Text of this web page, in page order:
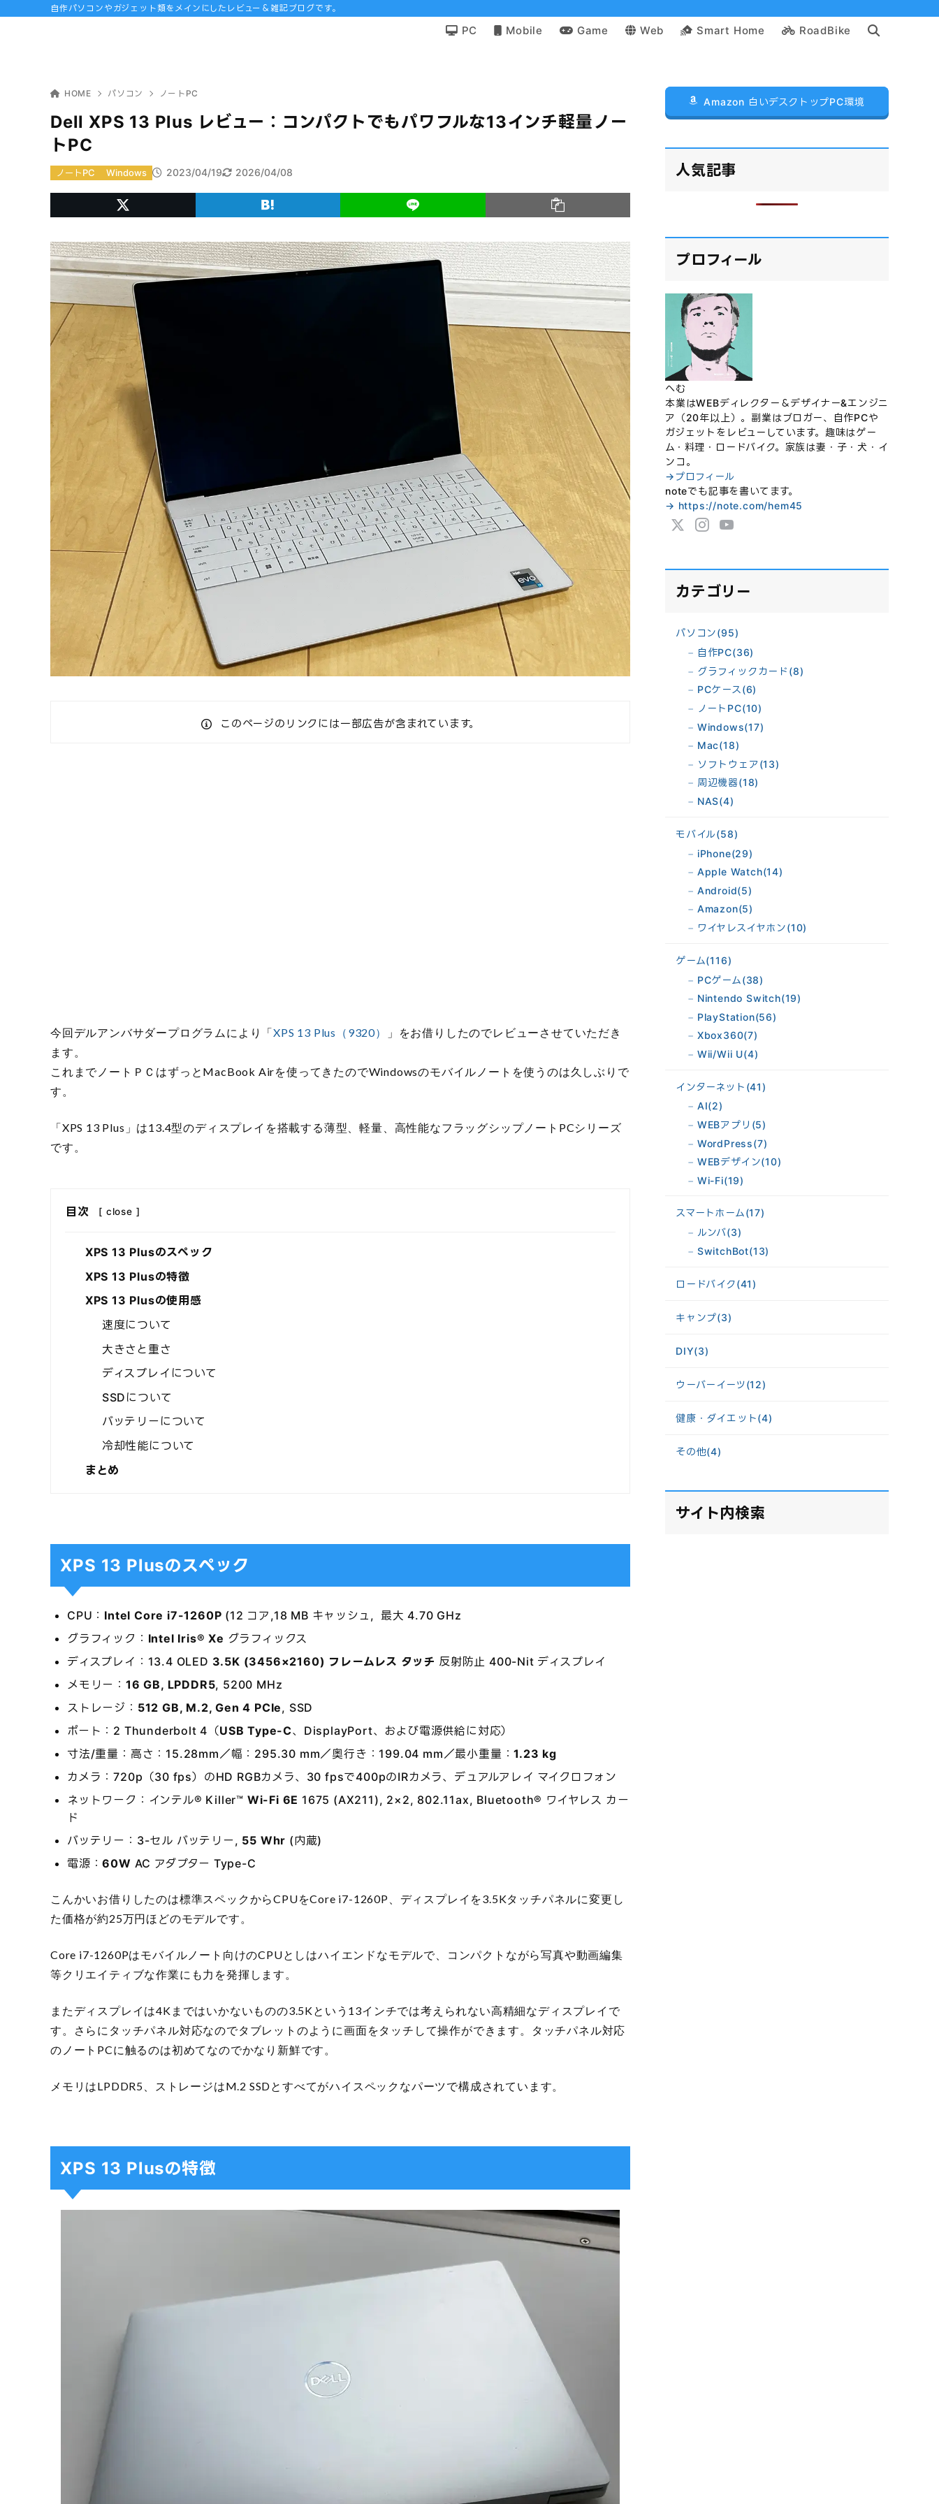
自作パソコンやガジェット類をメインにしたレビュー＆雑記ブログです。
PC Mobile Game Web Smart Home RoadBike
HOME パソコン ノートPC
Dell XPS 13 Plus レビュー：コンパクトでもパワフルな13インチ軽量ノー
トPC
2023/04/19 2026/04/08
ノートPC Windows
このページのリンクには一部広告が含まれています。
今回デルアンバサダープログラムにより「XPS 13 Plus（9320）
」をお借りしたのでレビューさせていただき
ます。
これまでノートＰＣはずっとMacBook Airを使ってきたのでWindowsのモバイルノートを使うのは久しぶりで
す。
「XPS 13 Plus」は13.4型のディスプレイを搭載する薄型、軽量、高性能なフラッグシップノートPCシリーズ
です。
目次 [ close ]
XPS 13 Plusのスペック
XPS 13 Plusの特徴
XPS 13 Plusの使用感
速度について
大きさと重さ
ディスプレイについて
SSDについて
バッテリーについて
冷却性能について
まとめ
XPS 13 Plusのスペック
CPU： Intel Core i7-1260P (12 コア,18 MB キャッシュ, 最大 4.70 GHz
グラフィック： Intel Iris® Xe グラフィックス
ディスプレイ：13.4 OLED 3.5K (3456×2160) フレームレス タッチ 反射防止 400-Nit ディスプレイ
メモリー： 16 GB, LPDDR5, 5200 MHz
ストレージ： 512 GB, M.2, Gen 4 PCIe, SSD
ポート：2 Thunderbolt 4（USB Type-C、DisplayPort、および電源供給に対応）
寸法/重量：高さ：15.28mm／幅：295.30 mm／奥行き：199.04 mm／最小重量：1.23 kg
カメラ：720p（30 fps）のHD RGBカメラ、30 fpsで400pのIRカメラ、デュアルアレイ マイクロフォン
ネットワーク：インテル® Killer™ Wi-Fi 6E 1675 (AX211), 2×2, 802.11ax, Bluetooth® ワイヤレス カー
ド
バッテリー：3-セル バッテリー, 55 Whr (内蔵)
電源：60W AC アダプター Type-C
こんかいお借りしたのは標準スペックからCPUをCore i7-1260P、ディスプレイを3.5Kタッチパネルに変更し
た価格が約25万円ほどのモデルです。
Core i7-1260Pはモバイルノート向けのCPUとしはハイエンドなモデルで、コンパクトながら写真や動画編集
等クリエイティブな作業にも力を発揮します。
またディスプレイは4Kまではいかないものの3.5Kという13インチでは考えられない高精細なディスプレイで
す。さらにタッチパネル対応なのでタブレットのように画面をタッチして操作ができます。タッチパネル対応
のノートPCに触るのは初めてなのでかなり新鮮です。
メモリはLPDDR5、ストレージはM.2 SSDとすべてがハイスペックなパーツで構成されています。
XPS 13 Plusの特徴
Amazon 白いデスクトップPC環境
人気記事
プロフィール
へむ
本業はWEBディレクター＆デザイナー&エンジニ
ア（20年以上）。副業はブロガー、自作PCや
ガジェットをレビューしています。趣味はゲー
ム・料理・ロードバイク。家族は妻・子・犬・イ
ンコ。
→プロフィール
noteでも記事を書いてます。
→ https://note.com/hem45
カテゴリー
パソコン(95)
自作PC(36)
グラフィックカード (8)
PCケース(6)
ノートPC(10)
Windows(17)
Mac(18)
ソフトウェア (13)
周辺機器(18)
NAS(4)
モバイル(58)
iPhone(29)
Apple Watch(14)
Android(5)
Amazon(5)
ワイヤレスイヤホン(10)
ゲーム(116)
PCゲーム(38)
Nintendo Switch(19)
PlayStation(56)
Xbox360(7)
Wii/Wii U(4)
インターネット (41)
AI(2)
WEBアプリ (5)
WordPress(7)
WEBデザイン(10)
Wi-Fi(19)
スマートホーム(17)
ルンバ(3)
SwitchBot(13)
ロードバイク(41)
キャンプ(3)
DIY(3)
ウーバーイーツ(12)
健康・ダイエット(4)
その他(4)
サイト内検索